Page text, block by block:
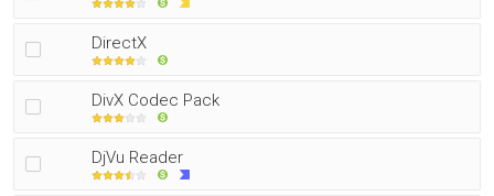
DirectX
DivX Codec Pack
DjVu Reader